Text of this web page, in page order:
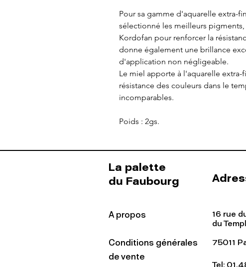
Pour sa gamme d'aquarelle extra-
sélectionné les meilleurs
Kordofan pour renforcer la
donne également une brillance
d'application non négligeable.
Le miel apporte à l'aquarelle
résistance des couleurs dans le
incomparables.
Poids : 2gs.
La palette
du Faubourg
A propos
Conditions générales
de vente
16 rue
du
75011
Tel: